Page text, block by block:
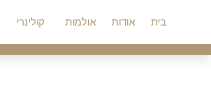
בית אודות אולמות קולינרי